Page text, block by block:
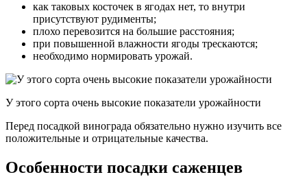
как таковых косточек в ягодах нет, то внутри
присутствуют рудименты;
плохо перевозится на большие расстояния;
при повышенной влажности ягоды трескаются;
необходимо нормировать урожай.
У этого сорта очень высокие показатели урожайности
Перед посадкой винограда обязательно нужно изучить все
положительные и отрицательные качества.
Особенности посадки саженцев